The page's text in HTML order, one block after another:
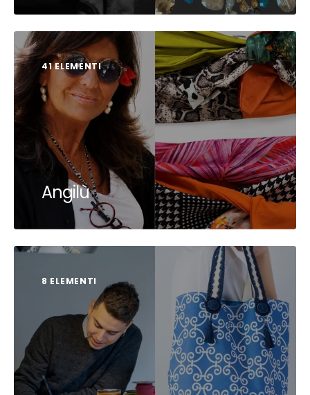
41 ELEMENTI
Angilù
8 ELEMENTI